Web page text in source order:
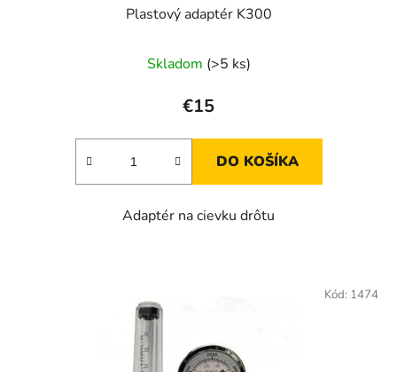
Plastový adaptér K300
Skladom (>5 ks)
€15
DO KOŠÍKA
Adaptér na cievku drôtu
Kód: 1474